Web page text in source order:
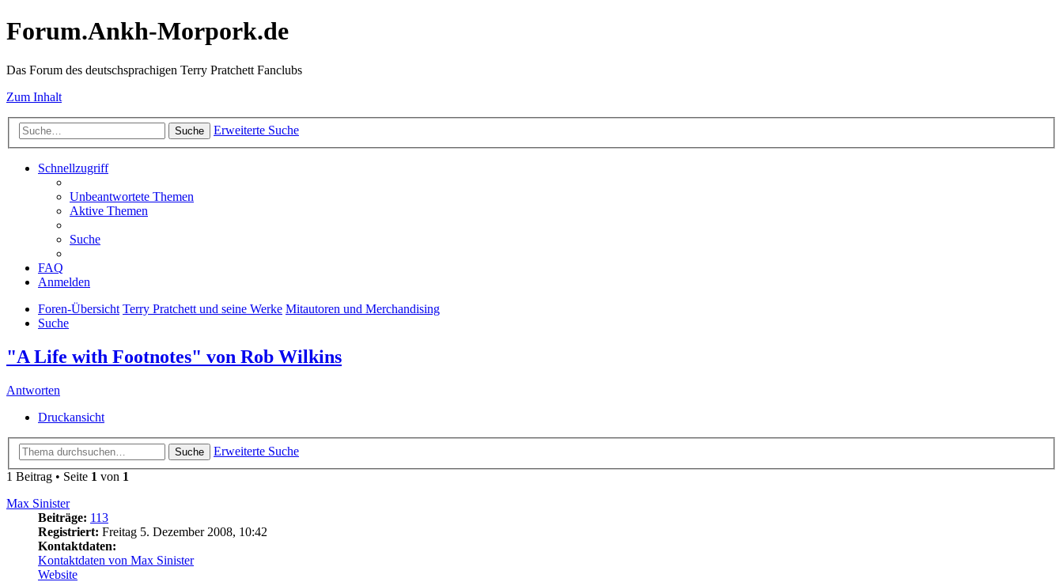
Forum.Ankh-Morpork.de
Das Forum des deutschsprachigen Terry Pratchett Fanclubs
Zum Inhalt
Suche Erweiterte Suche
Schnellzugriff
Unbeantwortete Themen
Aktive Themen
Suche
FAQ
Anmelden
Foren-Übersicht Terry Pratchett und seine Werke Mitautoren und Merchandising
Suche
"A Life with Footnotes" von Rob Wilkins
Antworten
Druckansicht
Suche
Erweiterte Suche
1 Beitrag • Seite 1 von 1
Max Sinister
Beiträge: 113
Registriert: Freitag 5. Dezember 2008, 10:42
Kontaktdaten:
Kontaktdaten von Max Sinister
Website